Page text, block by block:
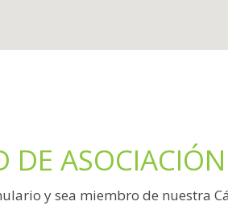
DE ASOCIACIÓN
y sea miembro de nuestra